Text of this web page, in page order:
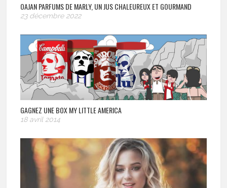
OAJAN PARFUMS DE MARLY, UN JUS CHALEUREUX ET GOURMAND
23 décembre 2022
GAGNEZ UNE BOX MY LITTLE AMERICA
18 avril 2014